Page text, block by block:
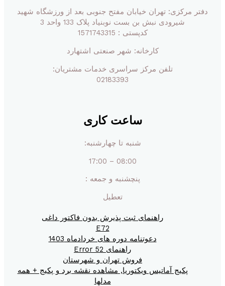
دفتر مرکزی: تهران خیابان مفتح جنوبی بعد از ورزشگاه شهید
شیرودی نبش بن بست نوبنیاد پلاک 133 واحد 3
کدپستی : 1571743315
کارخانه: شهر صنعتی اشتهارد
تلفن مرکز سراسری خدمات مشتریان:
02183393
ساعت کاری
شنبه تا چهارشنبه:
08:00 – 17:00
پنچشنبه و جمعه :
تعطیل
راهنمای ثبت پذیرش بدون فاکتور داغی
E72
دعوتنامه دوره های خردادماه 1403
راهنمای Error 52
فروش تهران و شهرستان
پکیج آماتیس ویکتوریا, مشاهده نقشه برد و پکیج + همه
مدلها